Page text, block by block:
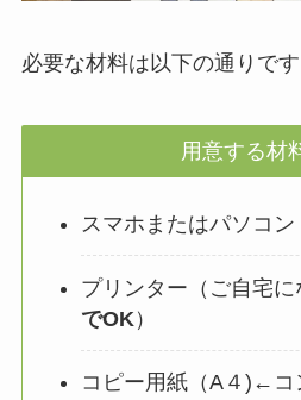
必要な材料は以下の通りです
用意する材
スマホまたはパソコン
プリンター（ご自宅
でOK ）
コピー用紙（A４)←コ